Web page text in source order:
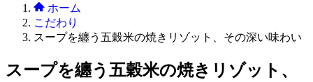
ホーム
こだわり
スープを纏う五穀米の焼きリゾット、その深い味わい
スープを纏う五穀米の焼きリゾット、